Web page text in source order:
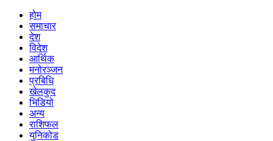
होम
समाचार
देश
विदेश
आर्थिक
मनोरञ्जन
प्रबिधि
खेलकुद
भिडियो
अन्य
राशिफल
युनिकोड